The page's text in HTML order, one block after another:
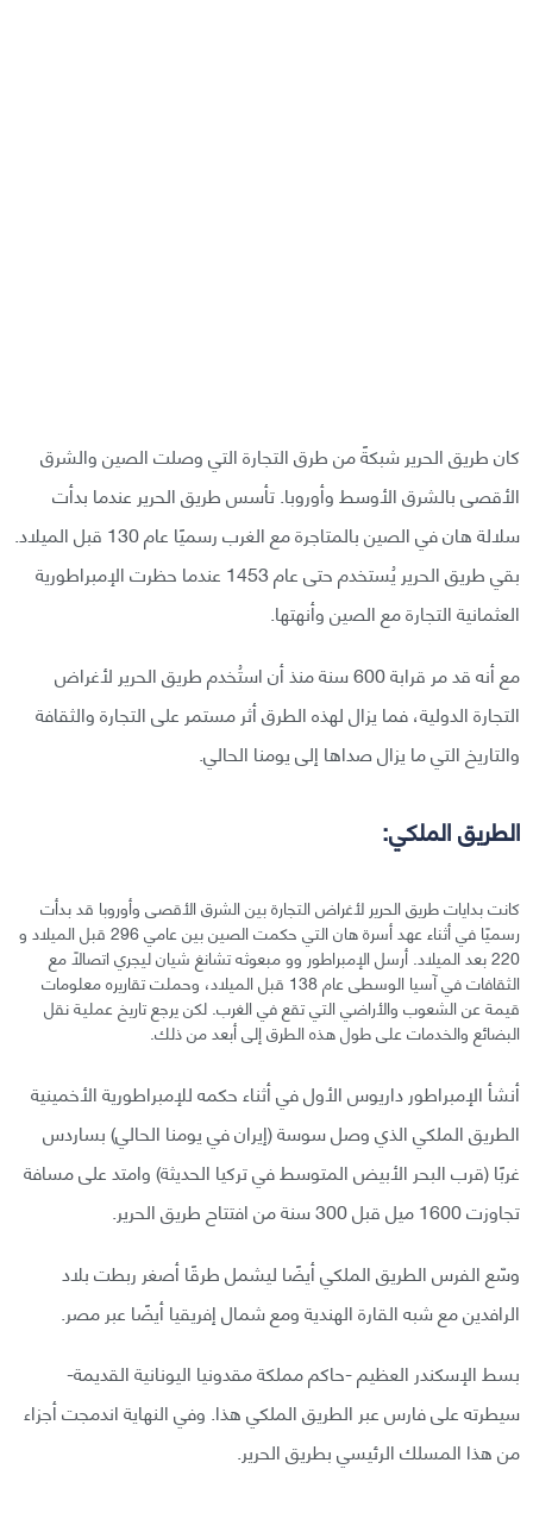
كان طريق الحرير شبكةً من طرق التجارة التي وصلت الصين والشرق
الأقصى بالشرق الأوسط وأوروبا. تأسس طريق الحرير عندما بدأت
سلالة هان في الصين بالمتاجرة مع الغرب رسميًا عام 130 قبل الميلاد.
بقي طريق الحرير يُستخدم حتى عام 1453 عندما حظرت الإمبراطورية
العثمانية التجارة مع الصين وأنهتها.
مع أنه قد مر قرابة 600 سنة منذ أن استُخدم طريق الحرير لأغراض
التجارة الدولية، فما يزال لهذه الطرق أثر مستمر على التجارة والثقافة
والتاريخ التي ما يزال صداها إلى يومنا الحالي.
الطريق الملكي:
كانت بدايات طريق الحرير لأغراض التجارة بين الشرق الأقصى وأوروبا قد بدأت
رسميًا في أثناء عهد أسرة هان التي حكمت الصين بين عامي 296 قبل الميلاد و
220 بعد الميلاد. أرسل الإمبراطور وو مبعوثه تشانغ شيان ليجري اتصالًا مع
الثقافات في آسيا الوسطى عام 138 قبل الميلاد، وحملت تقاريره معلومات
قيمة عن الشعوب والأراضي التي تقع في الغرب. لكن يرجع تاريخ عملية نقل
البضائع والخدمات على طول هذه الطرق إلى أبعد من ذلك.
أنشأ الإمبراطور داريوس الأول في أثناء حكمه للإمبراطورية الأخمينية
الطريق الملكي الذي وصل سوسة (إيران في يومنا الحالي) بساردس
غربًا (قرب البحر الأبيض المتوسط في تركيا الحديثة) وامتد على مسافة
تجاوزت 1600 ميل قبل 300 سنة من افتتاح طريق الحرير.
وسّع الفرس الطريق الملكي أيضًا ليشمل طرقًا أصغر ربطت بلاد
الرافدين مع شبه القارة الهندية ومع شمال إفريقيا أيضًا عبر مصر.
بسط الإسكندر العظيم -حاكم مملكة مقدونيا اليونانية القديمة-
سيطرته على فارس عبر الطريق الملكي هذا. وفي النهاية اندمجت أجزاء
من هذا المسلك الرئيسي بطريق الحرير.